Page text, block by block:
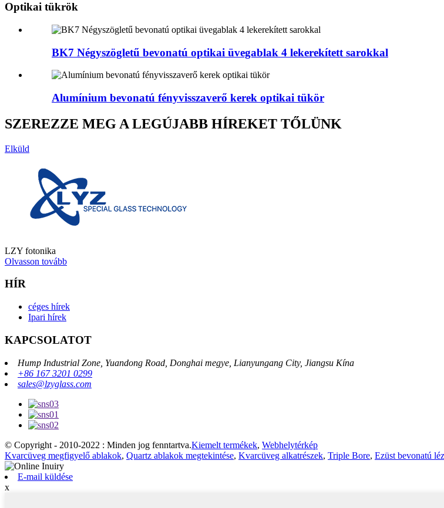
Optikai tükrök
BK7 Négyszögletű bevonatú optikai üvegablak 4 lekerekített sarokkal
Alumínium bevonatú fényvisszaverő kerek optikai tükör
SZEREZZE MEG A LEGÚJABB HÍREKET TŐLÜNK
Elküld
LZY fotonika
Olvasson tovább
HÍR
céges hírek
Ipari hírek
KAPCSOLATOT
Hump ​​Industrial Zone, Yuandong Road, Donghai megye, Lianyungang City, Jiangsu Kína
+86 167 3201 0299
sales@lzyglass.com
© Copyright - 2010-2022 : Minden jog fenntartva.Kiemelt termékek, Webhelytérkép
Kvarcüveg megfigyelő ablakok, Quartz ablakok megtekintése, Kvarcüveg alkatrészek, Triple Bore, Ezüst bevonatú
E-mail küldése
x